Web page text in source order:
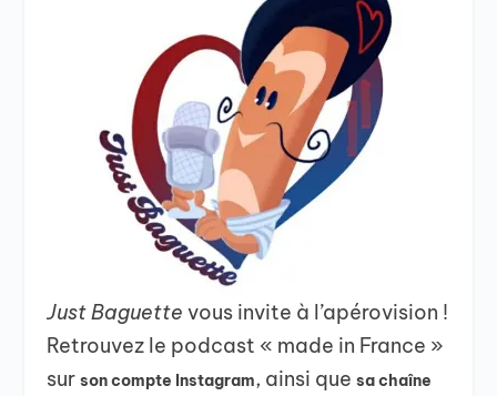
Just Baguettevous invite à l’apérovision !
Retrouvez le podcast « made in France »
surson compte Instagram, ainsi quesa chaîne